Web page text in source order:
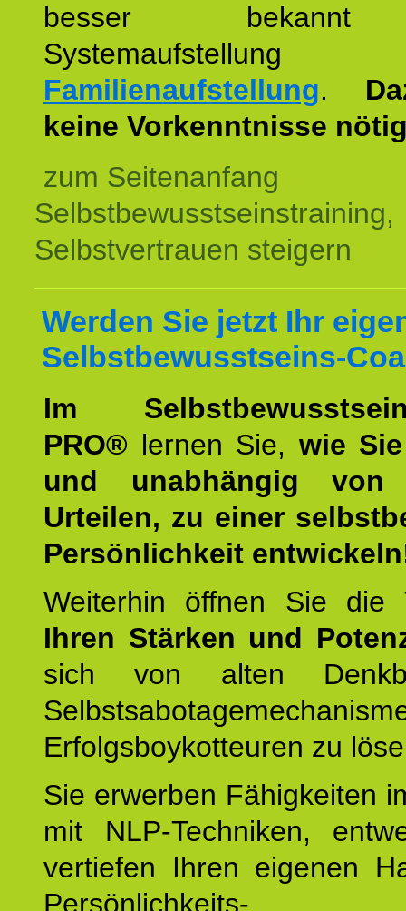
besser
Familienaufstellung.
keine Vorkenntnisse
zum Seitenanfang
Selbstbewusstseinstraining,
Selbstvertrauen steigern
Werden Sie jetzt Ihr
Selbstbewusstseins-
Im
PRO® lernen Sie, wie
und unabhängig von
Urteilen, zu einer
Persönlichkeit
Weiterhin öffnen Sie
Ihren Stärken und
sich von alten
Erfolgsboykotteuren zu
Sie erwerben Fähigkeiten
mit NLP-Techniken,
vertiefen Ihren eigenen